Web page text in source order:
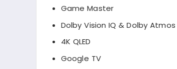
Game Master
Dolby Vision IQ & Dolby Atmos
4K QLED
Google TV